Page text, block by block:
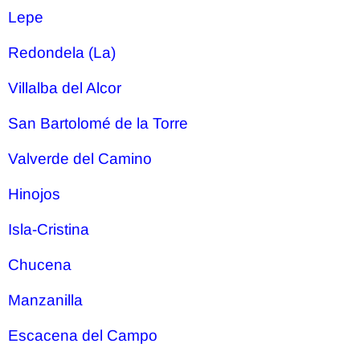
Lepe
Redondela (La)
Villalba del Alcor
San Bartolomé de la Torre
Valverde del Camino
Hinojos
Isla-Cristina
Chucena
Manzanilla
Escacena del Campo